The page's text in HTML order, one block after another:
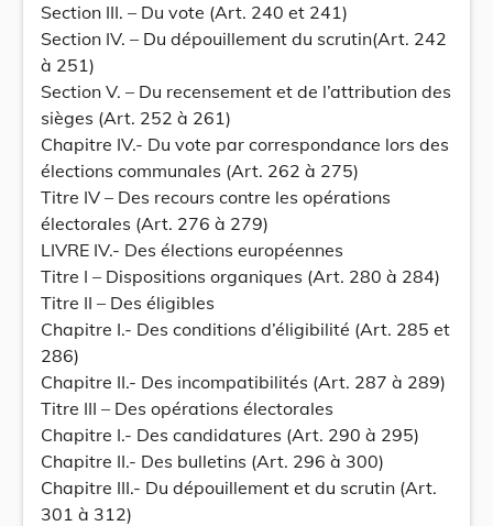
Section III. – Du vote (Art. 240 et 241)
Section IV. – Du dépouillement du scrutin(Art. 242
à 251)
Section V. – Du recensement et de l’attribution des
sièges (Art. 252 à 261)
Chapitre IV.- Du vote par correspondance lors des
élections communales (Art. 262 à 275)
Titre IV – Des recours contre les opérations
électorales (Art. 276 à 279)
LIVRE IV.- Des élections européennes
Titre I – Dispositions organiques (Art. 280 à 284)
Titre II – Des éligibles
Chapitre I.- Des conditions d’éligibilité (Art. 285 et
286)
Chapitre II.- Des incompatibilités (Art. 287 à 289)
Titre III – Des opérations électorales
Chapitre I.- Des candidatures (Art. 290 à 295)
Chapitre II.- Des bulletins (Art. 296 à 300)
Chapitre III.- Du dépouillement et du scrutin (Art.
301 à 312)